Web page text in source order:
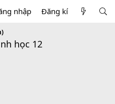
nhập Đăng kí
học 12